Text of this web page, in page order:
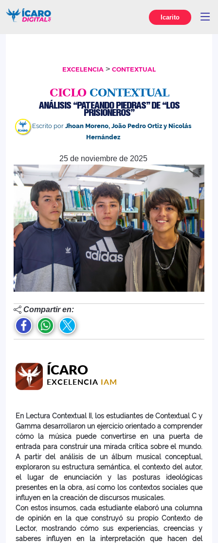
Icarito
EXCELENCIA > CONTEXTUAL
CICLO CONTEXTUAL
ANÁLISIS “PATEANDO PIEDRAS” DE “LOS
PRISIONEROS”
Escrito por Jhoan Moreno, João Pedro Ortiz y Nicolás
Hernández
25 de noviembre de 2025
Compartir en:
ÍCARO
EXCELENCIA IAM
En Lectura Contextual II, los estudiantes de Contextual C y
Gamma desarrollaron un ejercicio orientado a comprender
cómo la música puede convertirse en una puerta de
entrada para construir una mirada crítica sobre el mundo.
A partir del análisis de un álbum musical conceptual,
exploraron su estructura semántica, el contexto del autor,
el lugar de enunciación y las posturas ideológicas
presentes en la obra, así como los contextos sociales que
influyen en la creación de discursos musicales.
Con estos insumos, cada estudiante elaboró una columna
de opinión en la que construyó su propio Contexto de
Lector, mostrando cómo sus experiencias, creencias y
saberes influyen en la interpretación que hacen del